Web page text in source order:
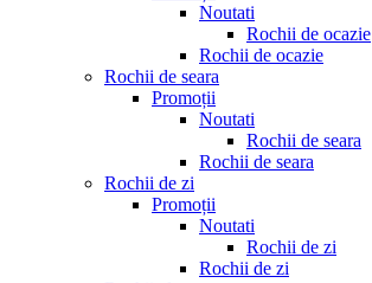
Noutati
Rochii de ocazie
Rochii de ocazie
Rochii de seara
Promoții
Noutati
Rochii de seara
Rochii de seara
Rochii de zi
Promoții
Noutati
Rochii de zi
Rochii de zi